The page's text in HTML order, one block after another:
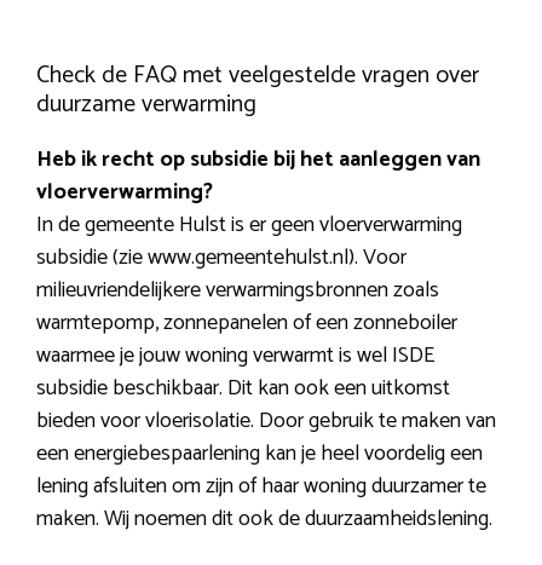
Check de FAQ met veelgestelde vragen over
duurzame verwarming
Heb ik recht op subsidie bij het aanleggen van
vloerverwarming?
In de gemeente Hulst is er geen vloerverwarming
subsidie (zie www.gemeentehulst.nl). Voor
milieuvriendelijkere verwarmingsbronnen zoals
warmtepomp, zonnepanelen of een zonneboiler
waarmee je jouw woning verwarmt is wel ISDE
subsidie beschikbaar. Dit kan ook een uitkomst
bieden voor vloerisolatie. Door gebruik te maken van
een energiebespaarlening kan je heel voordelig een
lening afsluiten om zijn of haar woning duurzamer te
maken. Wij noemen dit ook de duurzaamheidslening.